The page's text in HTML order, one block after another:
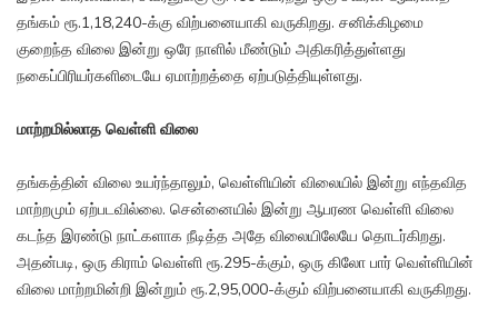
தங்கம் ரூ.1,18,240-க்கு விற்பனையாகி வருகிறது. சனிக்கிழமை
குறைந்த விலை இன்று ஒரே நாளில் மீண்டும் அதிகரித்துள்ளது
நகைப்பிரியர்களிடையே ஏமாற்றத்தை ஏற்படுத்தியுள்ளது.
மாற்றமில்லாத வெள்ளி விலை
தங்கத்தின் விலை உயர்ந்தாலும், வெள்ளியின் விலையில் இன்று எந்தவித
மாற்றமும் ஏற்படவில்லை. சென்னையில் இன்று ஆபரண வெள்ளி விலை
கடந்த இரண்டு நாட்களாக நீடித்த அதே விலையிலேயே தொடர்கிறது.
அதன்படி, ஒரு கிராம் வெள்ளி ரூ.295-க்கும், ஒரு கிலோ பார் வெள்ளியின்
விலை மாற்றமின்றி இன்றும் ரூ.2,95,000-க்கும் விற்பனையாகி வருகிறது.